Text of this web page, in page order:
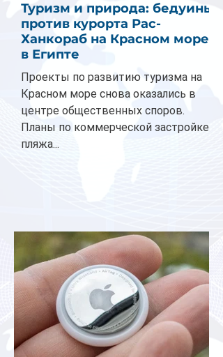
Туризм и природа: бедуины
против курорта Рас-
Ханкораб на Красном море
в Египте
Проекты по развитию туризма на
Красном море снова оказались в
центре общественных споров.
Планы по коммерческой застройке
пляжа...